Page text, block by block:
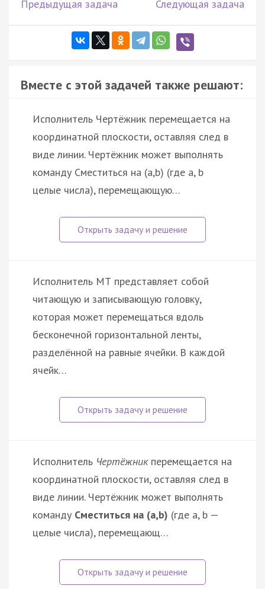
Предыдущая задача Следующая задача
Вместе с этой задачей также решают:
Исполнитель Чертёжник перемещается на
координатной плоскости, оставляя след в
виде линии. Чертёжник может выполнять
команду Сместиться на (a,b) (где a, b
целые числа), перемещающую…
Исполнитель МТ представляет собой
читающую и записывающую головку,
которая может перемещаться вдоль
бесконечной горизонтальной ленты,
разделённой на равные ячейки. В каждой
ячейк…
Исполнитель Чертёжникперемещается на
координатной плоскости, оставляя след в
виде линии. Чертёжник может выполнять
команду Сместиться на (a,b) (где a, b —
целые числа), перемещающ…